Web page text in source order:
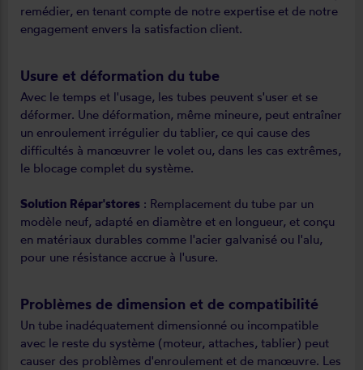
remédier, en tenant compte de notre expertise et de notre
engagement envers la satisfaction client.
Usure et déformation du tube
Avec le temps et l'usage, les tubes peuvent s'user et se
déformer. Une déformation, même mineure, peut entraîner
un enroulement irrégulier du tablier, ce qui cause des
difficultés à manœuvrer le volet ou, dans les cas extrêmes,
le blocage complet du système.
Solution Répar'stores : Remplacement du tube par un
modèle neuf, adapté en diamètre et en longueur, et conçu
en matériaux durables comme l'acier galvanisé ou l'alu,
pour une résistance accrue à l'usure.
Problèmes de dimension et de compatibilité
Un tube inadéquatement dimensionné ou incompatible
avec le reste du système (moteur, attaches, tablier) peut
causer des problèmes d'enroulement et de manœuvre. Les